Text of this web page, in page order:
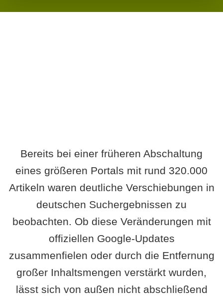
Bereits bei einer früheren Abschaltung
eines größeren Portals mit rund 320.000
Artikeln waren deutliche Verschiebungen in
deutschen Suchergebnissen zu
beobachten. Ob diese Veränderungen mit
offiziellen Google-Updates
zusammenfielen oder durch die Entfernung
großer Inhaltsmengen verstärkt wurden,
lässt sich von außen nicht abschließend